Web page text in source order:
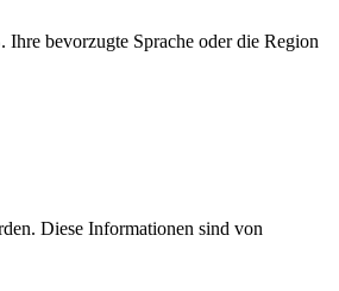
bevorzugte Sprache oder die Region
Diese Informationen sind von